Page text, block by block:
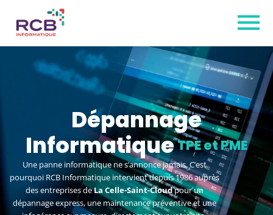
Dépannage
Informatique
à La Celle-Saint-Cloud
Une panne informatique ne s’annonce jamais. C’est
pourquoi RCB Informatique intervient depuis 1986 auprès
des entreprises deLa Celle-Saint-Cloudpour un